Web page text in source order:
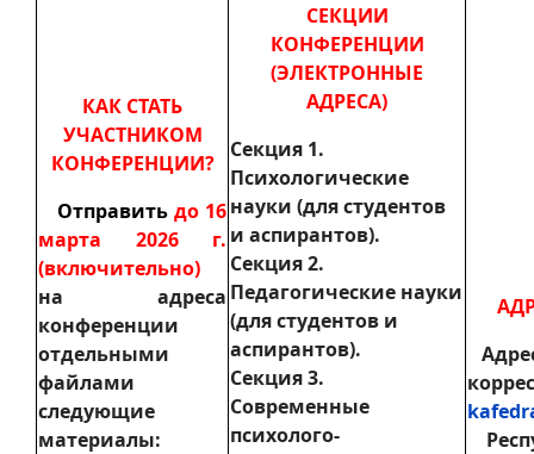
КАК СТАТЬ
УЧАСТНИКОМ
КОНФЕРЕНЦИИ?
Отправитьдо 16
марта 2026 г.
(включительно)
на адреса
конференции
отдельными
файлами
следующие
материалы:
СЕКЦИИ
КОНФЕРЕНЦИИ
(ЭЛЕКТРОННЫЕ
АДРЕСА)
Секция 1.
Психологические
науки (для студентов
и аспирантов).
Секция 2.
Педагогические науки
(для студентов и
аспирантов).
Секция 3.
Современные
психолого-